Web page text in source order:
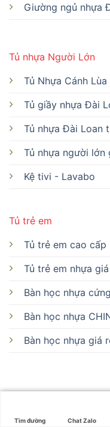
Tủ nhựa Người Lớn
Tủ Nhựa Cánh Lùa
Tủ giầy nhựa Đài
Tủ nhựa Đài Loan
Tủ nhựa người lớn
Kệ tivi - Lavabo
Tủ trẻ em
Tủ trẻ em cao cấp
Tủ trẻ em nhựa
Bàn học nhựa cứng
Bàn học nhựa
Bàn học nhựa giá
Giường ngủ nhựa
Tìm đường Chat Zalo